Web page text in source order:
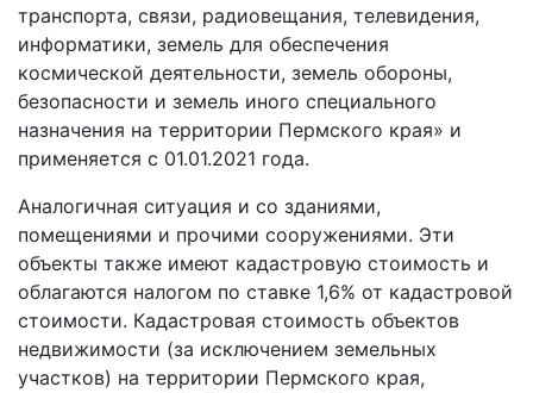
транспорта, связи, радиовещания, телевидения,
информатики, земель для обеспечения
космической деятельности, земель обороны,
безопасности и земель иного специального
назначения на территории Пермского края» и
применяется с 01.01.2021 года.
Аналогичная ситуация и со зданиями,
помещениями и прочими сооружениями. Эти
объекты также имеют кадастровую стоимость и
облагаются налогом по ставке 1,6% от кадастровой
стоимости. Кадастровая стоимость объектов
недвижимости (за исключением земельных
участков) на территории Пермского края,